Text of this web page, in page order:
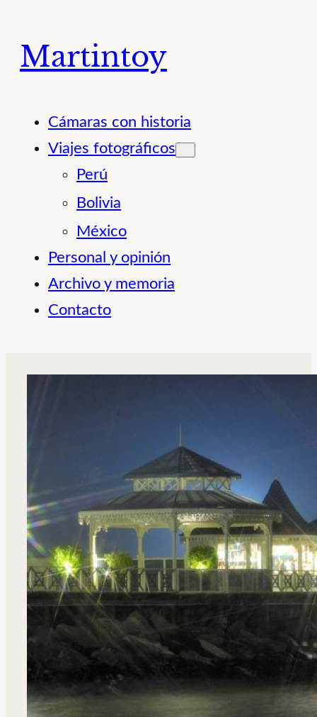
contenido
Martintoy
Cámaras con historia
Viajes fotográficos
Perú
Bolivia
México
Personal y opinión
Archivo y memoria
Contacto